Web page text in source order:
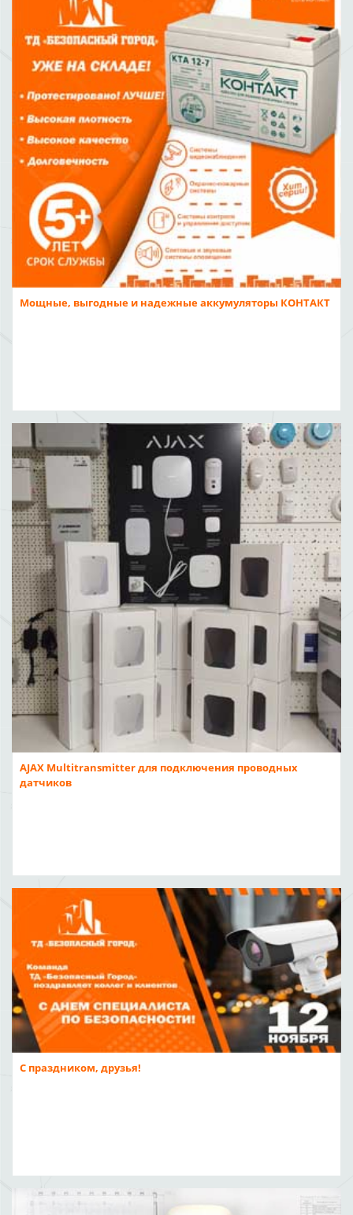
Мощные, выгодные и надежные аккумуляторы КОНТАКТ
AJAX Multitransmitter для подключения проводных
датчиков
С праздником, друзья!